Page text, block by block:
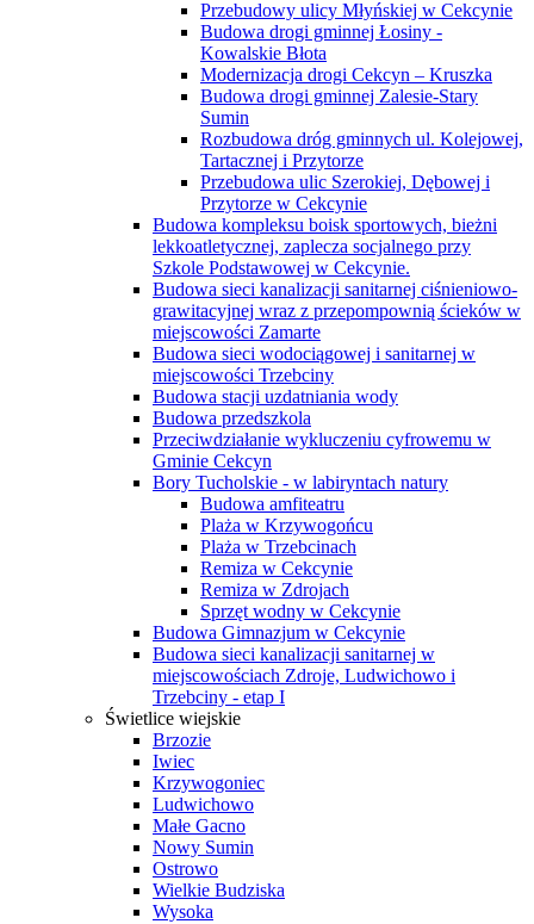
Przebudowy ulicy Młyńskiej w Cekcynie
Budowa drogi gminnej Łosiny -
Kowalskie Błota
Modernizacja drogi Cekcyn – Kruszka
Budowa drogi gminnej Zalesie-Stary
Sumin
Rozbudowa dróg gminnych ul. Kolejowej,
Tartacznej i Przytorze
Przebudowa ulic Szerokiej, Dębowej i
Przytorze w Cekcynie
Budowa kompleksu boisk sportowych, bieżni
lekkoatletycznej, zaplecza socjalnego przy
Szkole Podstawowej w Cekcynie.
Budowa sieci kanalizacji sanitarnej ciśnieniowo-
grawitacyjnej wraz z przepompownią ścieków w
miejscowości Zamarte
Budowa sieci wodociągowej i sanitarnej w
miejscowości Trzebciny
Budowa stacji uzdatniania wody
Budowa przedszkola
Przeciwdziałanie wykluczeniu cyfrowemu w
Gminie Cekcyn
Bory Tucholskie - w labiryntach natury
Budowa amfiteatru
Plaża w Krzywogońcu
Plaża w Trzebcinach
Remiza w Cekcynie
Remiza w Zdrojach
Sprzęt wodny w Cekcynie
Budowa Gimnazjum w Cekcynie
Budowa sieci kanalizacji sanitarnej w
miejscowościach Zdroje, Ludwichowo i
Trzebciny - etap I
Świetlice wiejskie
Brzozie
Iwiec
Krzywogoniec
Ludwichowo
Małe Gacno
Nowy Sumin
Ostrowo
Wielkie Budziska
Wysoka